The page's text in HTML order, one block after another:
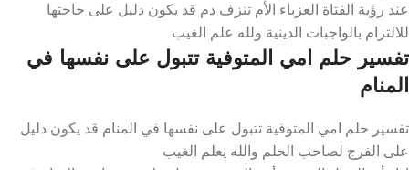
عند رؤية الفتاة العزباء الأم تنزف دم قد يكون دليل على حاجتها
للالتزام بالواجبات الدينية ولله علم الغيب
تفسير حلم امي المتوفية تتبول على نفسها في
المنام
تفسير حلم امي المتوفية تتبول على نفسها في المنام قد يكون دليل
على الفرج لصاحب الحلم والله يعلم الغيب